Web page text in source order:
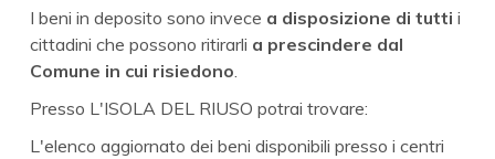
I beni in deposito sono invece a disposizione di tutti i
cittadini che possono ritirarli a prescindere dal
Comune in cui risiedono.
Presso L'ISOLA DEL RIUSO potrai trovare:
L'elenco aggiornato dei beni disponibili presso i centri